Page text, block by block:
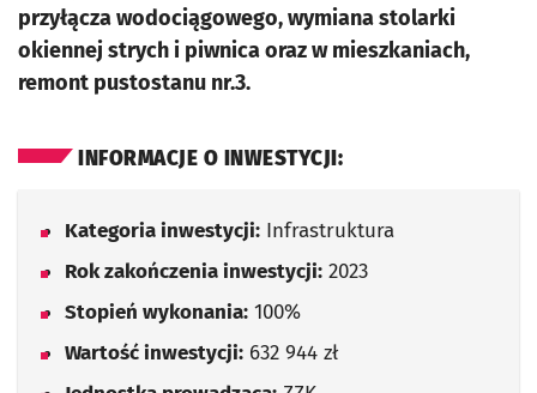
przyłącza wodociągowego, wymiana stolarki
okiennej strych i piwnica oraz w mieszkaniach,
remont pustostanu nr.3.
INFORMACJE O INWESTYCJI:
Kategoria inwestycji: Infrastruktura
Rok zakończenia inwestycji: 2023
Stopień wykonania: 100%
Wartość inwestycji: 632 944 zł